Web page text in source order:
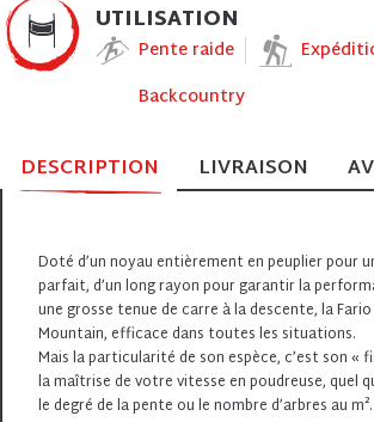
UTILISATION
Pente raide
Backcountry
DESCRIPTION LIVRAISON
Doté d’un noyau entièrement en peuplier pour
parfait, d’un long rayon pour garantir la
une grosse tenue de carre à la descente, la
Mountain, efficace dans toutes les situations.
Mais la particularité de son espèce, c’est son «
la maîtrise de votre vitesse en poudreuse, quel
le degré de la pente ou le nombre d’arbres au m².